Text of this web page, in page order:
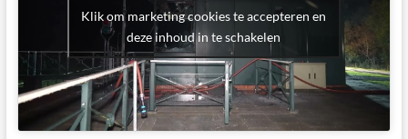
Klik om marketing cookies te accepteren en
deze inhoud in te schakelen